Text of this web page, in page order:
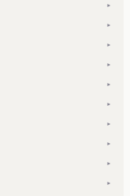
▾
▾
▾
▾
▾
▾
▾
▾
▾
▾